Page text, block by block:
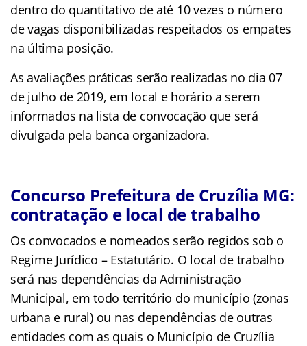
dentro do quantitativo de até 10 vezes o número
de vagas disponibilizadas respeitados os empates
na última posição.
As avaliações práticas serão realizadas no dia 07
de julho de 2019, em local e horário a serem
informados na lista de convocação que será
divulgada pela banca organizadora.
Concurso Prefeitura de Cruzília MG:
contratação e local de trabalho
Os convocados e nomeados serão regidos sob o
Regime Jurídico – Estatutário. O local de trabalho
será nas dependências da Administração
Municipal, em todo território do município (zonas
urbana e rural) ou nas dependências de outras
entidades com as quais o Município de Cruzília